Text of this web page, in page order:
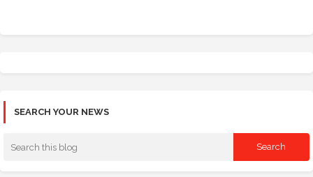
SEARCH YOUR NEWS